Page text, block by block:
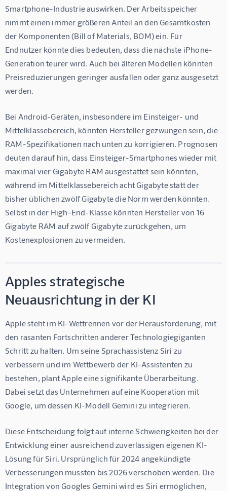
Smartphone-Industrie auswirken. Der Arbeitsspeicher
nimmt einen immer größeren Anteil an den Gesamtkosten
der Komponenten (Bill of Materials, BOM) ein. Für
Endnutzer könnte dies bedeuten, dass die nächste iPhone-
Generation teurer wird. Auch bei älteren Modellen könnten
Preisreduzierungen geringer ausfallen oder ganz ausgesetzt
werden.
Bei Android-Geräten, insbesondere im Einsteiger- und
Mittelklassebereich, könnten Hersteller gezwungen sein, die
RAM-Spezifikationen nach unten zu korrigieren. Prognosen
deuten darauf hin, dass Einsteiger-Smartphones wieder mit
maximal vier Gigabyte RAM ausgestattet sein könnten,
während im Mittelklassebereich acht Gigabyte statt der
bisher üblichen zwölf Gigabyte die Norm werden könnten.
Selbst in der High-End-Klasse könnten Hersteller von 16
Gigabyte RAM auf zwölf Gigabyte zurückgehen, um
Kostenexplosionen zu vermeiden.
Apples strategische
Neuausrichtung in der KI
Apple steht im KI-Wettrennen vor der Herausforderung, mit
den rasanten Fortschritten anderer Technologiegiganten
Schritt zu halten. Um seine Sprachassistenz Siri zu
verbessern und im Wettbewerb der KI-Assistenten zu
bestehen, plant Apple eine signifikante Überarbeitung.
Dabei setzt das Unternehmen auf eine Kooperation mit
Google, um dessen KI-Modell Gemini zu integrieren.
Diese Entscheidung folgt auf interne Schwierigkeiten bei der
Entwicklung einer ausreichend zuverlässigen eigenen KI-
Lösung für Siri. Ursprünglich für 2024 angekündigte
Verbesserungen mussten bis 2026 verschoben werden. Die
Integration von Googles Gemini wird es Siri ermöglichen,